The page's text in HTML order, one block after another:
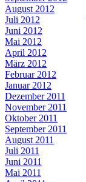
August 2012
Juli 2012
Juni 2012
Mai 2012
April 2012
März 2012
Februar 2012
Januar 2012
Dezember 2011
November 2011
Oktober 2011
September 2011
August 2011
Juli 2011
Juni 2011
Mai 2011